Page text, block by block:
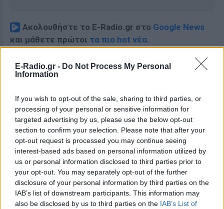
E-Radio.gr - Do Not Process My Personal
Information
If you wish to opt-out of the sale, sharing to third parties, or
processing of your personal or sensitive information for
targeted advertising by us, please use the below opt-out
section to confirm your selection. Please note that after your
opt-out request is processed you may continue seeing
interest-based ads based on personal information utilized by
us or personal information disclosed to third parties prior to
your opt-out. You may separately opt-out of the further
disclosure of your personal information by third parties on the
IAB’s list of downstream participants. This information may
also be disclosed by us to third parties on the IAB’s List of
Ακολουθήστε το E-Radio.gr στο Google News
και μάθετε πρώτοι τα πιο hot νέα.
Εσύ μπήκες στο E-Daily.gr; Τα νέα της ημέρας
και ότι σου κάνει κλικ!
Ακολουθήστε το E-Radio.gr και στο Instagram
ΔΙΑΦΗΜΙΣΗ